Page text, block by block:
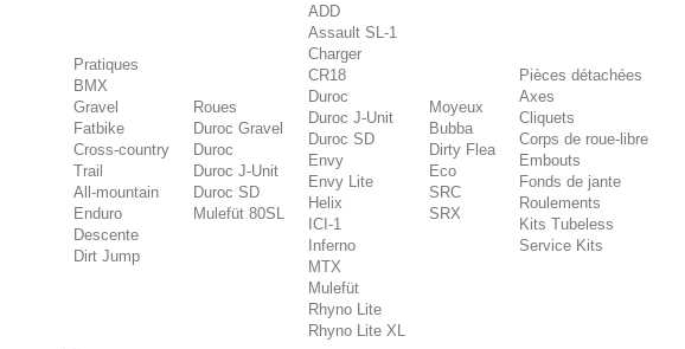
Pratiques
BMX
Gravel
Fatbike
Cross-country
Trail
All-mountain
Enduro
Descente
Dirt Jump
Roues
Duroc Gravel
Duroc
Duroc J-Unit
Duroc SD
Mulefüt 80SL
ADD
Assault SL-1
Charger
CR18
Duroc
Duroc J-Unit
Duroc SD
Envy
Envy Lite
Helix
ICI-1
Inferno
MTX
Mulefüt
Rhyno Lite
Rhyno Lite XL
Moyeux
Bubba
Dirty Flea
Eco
SRC
SRX
Pièces détachées
Axes
Cliquets
Corps de roue-libre
Embouts
Fonds de jante
Roulements
Kits Tubeless
Service Kits